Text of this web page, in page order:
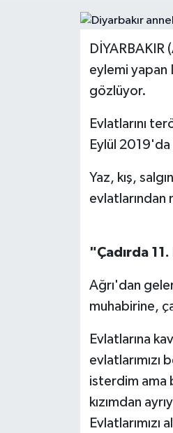
DİYARBAKIR
eylemi yapan
gözlüyor.
Evlatlarını
Eylül
Yaz, kış,
evlatlarından
"Çadırda
Ağrı'dan
muhabirine,
Evlatlarına
evlatlarımızı
isterdim ama
kızımdan